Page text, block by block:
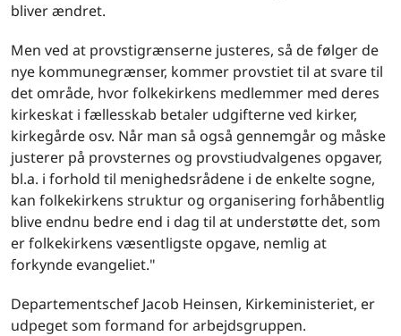
bliver ændret.
Men ved at provstigrænserne justeres, så de følger de
nye kommunegrænser, kommer provstiet til at svare til
det område, hvor folkekirkens medlemmer med deres
kirkeskat i fællesskab betaler udgifterne ved kirker,
kirkegårde osv. Når man så også gennemgår og måske
justerer på provsternes og provstiudvalgenes opgaver,
bl.a. i forhold til menighedsrådene i de enkelte sogne,
kan folkekirkens struktur og organisering forhåbentlig
blive endnu bedre end i dag til at understøtte det, som
er folkekirkens væsentligste opgave, nemlig at
forkynde evangeliet."
Departementschef Jacob Heinsen, Kirkeministeriet, er
udpeget som formand for arbejdsgruppen.